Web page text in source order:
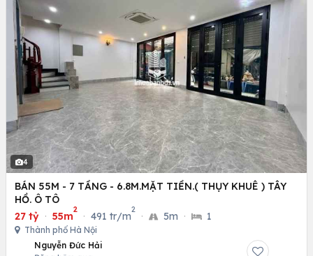
4
BÁN 55M - 7 TẦNG - 6.8M.MẶT TIỀN.( THỤY KHUÊ ) TÂY
HỒ. Ô TÔ
27 tỷ · 55m
2
· 491 tr/m
2
· 5m · 1
Thành phố Hà Nội
Nguyễn Đức Hải